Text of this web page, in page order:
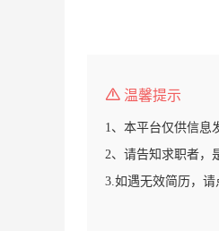
温馨提示
1、本平台仅供信息
2、请告知求职者，
3.如遇无效简历，